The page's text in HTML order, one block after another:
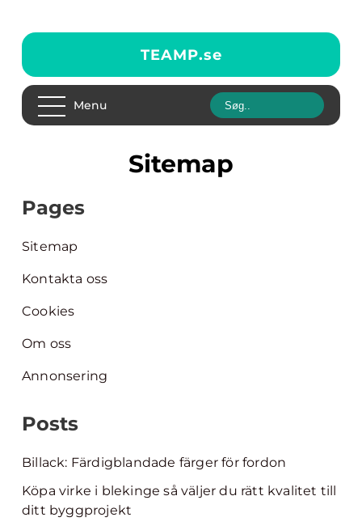
TEAMP.se
Menu
Sitemap
Pages
Sitemap
Kontakta oss
Cookies
Om oss
Annonsering
Posts
Billack: Färdigblandade färger för fordon
Köpa virke i blekinge så väljer du rätt kvalitet till
ditt byggprojekt